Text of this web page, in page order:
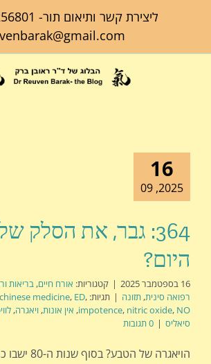
ליצירת קשר ותיאום תור-
16
2025, 09
364: גבר, את הסלק
היום?
16 בספטמבר 2025 | קטגוריות: אורח חיים, בריאות
רפואה סינית, תזונה | תגיות: chinese medicine, ED,
impotence, nitric oxide, NO
, אין אונות, ויאגרה,
סיאליס | 0 תגובות
הויאגרה של